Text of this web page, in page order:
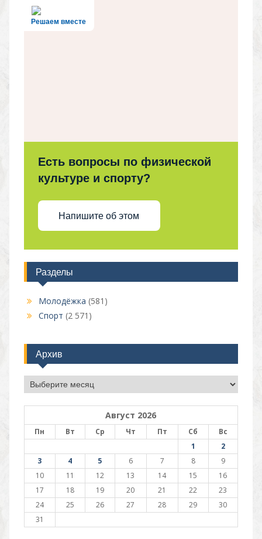
Решаем вместе
Есть вопросы по физической
культуре и спорту?
Напишите об этом
Разделы
Молодёжка (581)
Спорт (2 571)
Архив
Архив
Август 2026
Пн Вт Ср Чт Пт Сб
Вс
1
2
3
4 5 6 7 8
9
10
11 12 13 14 15
16
17
18 19 20 21 22
23
24
25 26 27 28 29
30
31